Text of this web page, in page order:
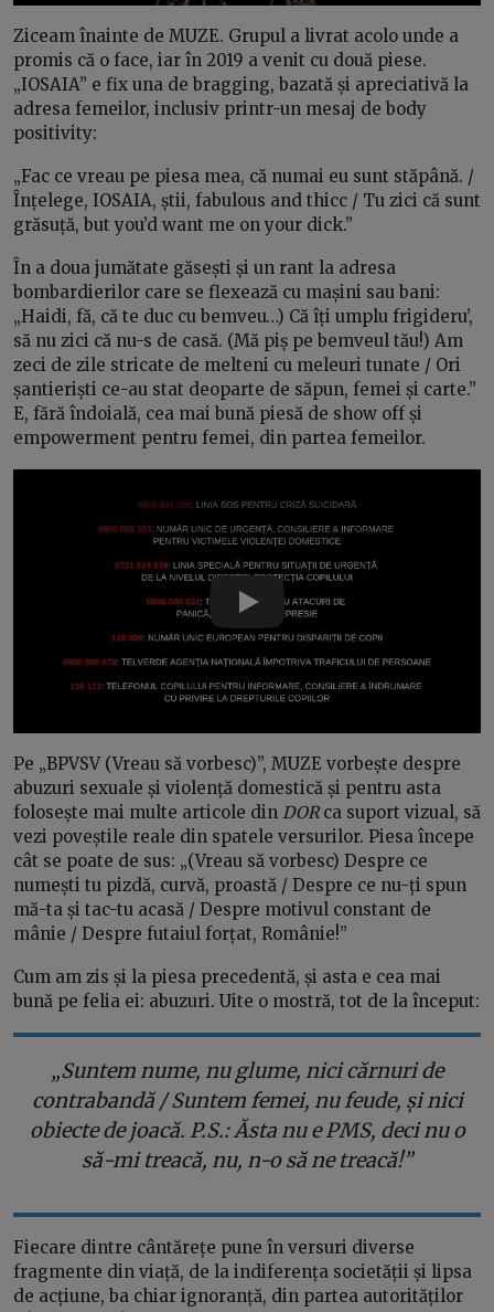
Ziceam înainte de MUZE. Grupul a livrat acolo unde a
promis că o face, iar în 2019 a venit cu două piese.
„IOSAIA” e fix una de bragging, bazată și apreciativă la
adresa femeilor, inclusiv printr-un mesaj de body
positivity:
„Fac ce vreau pe piesa mea, că numai eu sunt stăpână. /
Înțelege, IOSAIA, știi, fabulous and thicc / Tu zici că sunt
grăsuță, but you’d want me on your dick.”
În a doua jumătate găsești și un rant la adresa
bombardierilor care se flexează cu mașini sau bani:
„Haidi, fă, că te duc cu bemveu…) Că îți umplu frigideru’,
să nu zici că nu-s de casă. (Mă piș pe bemveul tău!) Am
zeci de zile stricate de melteni cu meleuri tunate / Ori
șantieriști ce-au stat deoparte de săpun, femei și carte.”
E, fără îndoială, cea mai bună piesă de show off și
empowerment pentru femei, din partea femeilor.
Play
Pe „BPVSV (Vreau să vorbesc)”, MUZE vorbește despre
abuzuri sexuale și violență domestică și pentru asta
folosește mai multe articole din DORca suport vizual, să
vezi poveștile reale din spatele versurilor. Piesa începe
cât se poate de sus: „(Vreau să vorbesc) Despre ce
numești tu pizdă, curvă, proastă / Despre ce nu-ți spun
mă-ta și tac-tu acasă / Despre motivul constant de
mânie / Despre futaiul forțat, Românie!”
Cum am zis și la piesa precedentă, și asta e cea mai
bună pe felia ei: abuzuri. Uite o mostră, tot de la început:
„Suntem nume, nu glume, nici cărnuri de
contrabandă / Suntem femei, nu feude, și nici
obiecte de joacă. P.S.: Ăsta nu e PMS, deci nu o
să-mi treacă, nu, n-o să ne treacă!”
Fiecare dintre cântărețe pune în versuri diverse
fragmente din viață, de la indiferența societății și lipsa
de acțiune, ba chiar ignoranță, din partea autorităților